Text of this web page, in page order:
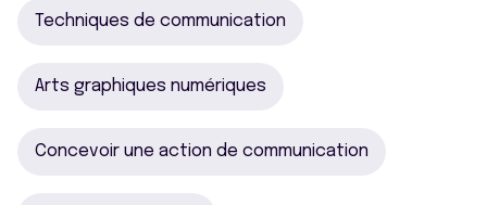
Techniques de communication
Arts graphiques numériques
Concevoir une action de communication